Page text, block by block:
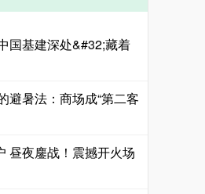
国基建深处&#32;藏着
避暑法：商场成“第二客
昼夜鏖战！震撼开火场